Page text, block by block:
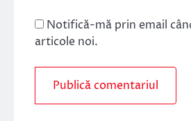
Notifică-mă prin email
articole noi.